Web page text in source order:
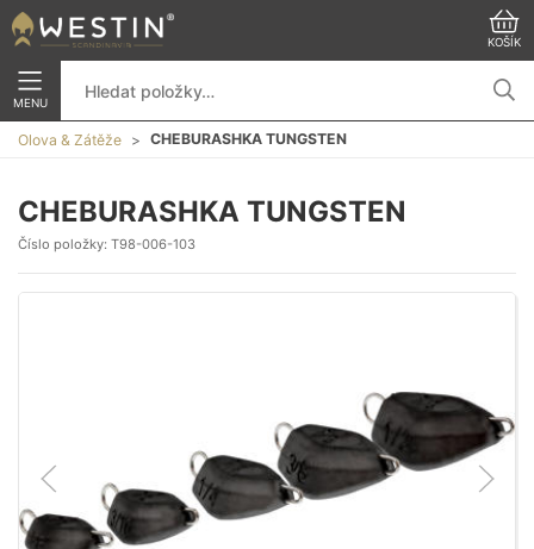
KOŠÍK
MENU
Olova & Zátěže CHEBURASHKA TUNGSTEN
CHEBURASHKA TUNGSTEN
Číslo položky: T98-006-103